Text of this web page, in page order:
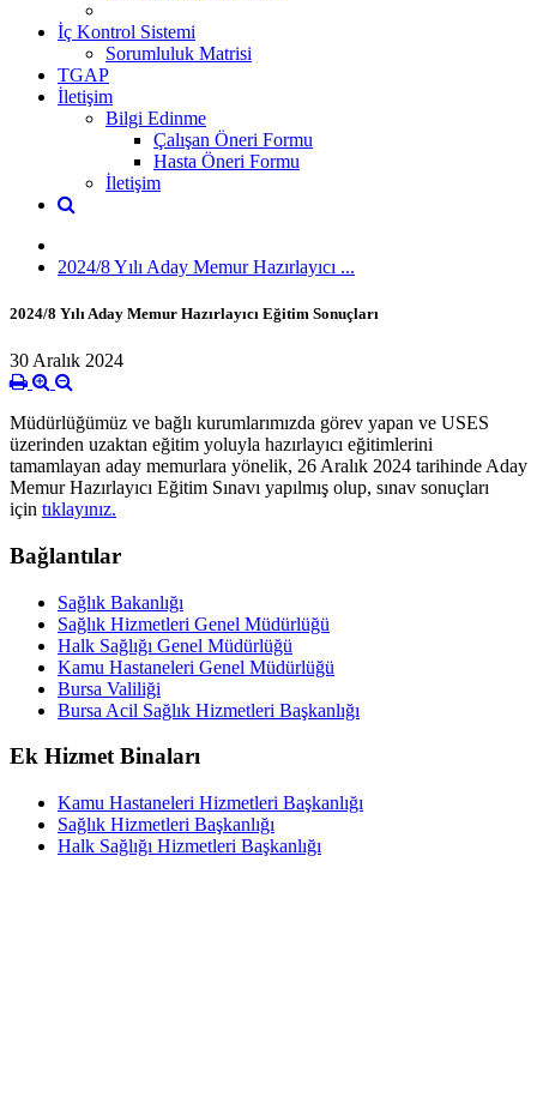
İç Kontrol Sistemi
Sorumluluk Matrisi
TGAP
İletişim
Bilgi Edinme
Çalışan Öneri Formu
Hasta Öneri Formu
İletişim
2024/8 Yılı Aday Memur Hazırlayıcı ...
2024/8 Yılı Aday Memur Hazırlayıcı Eğitim Sonuçları
30 Aralık 2024
Müdürlüğümüz ve bağlı kurumlarımızda görev yapan ve USES
üzerinden uzaktan eğitim yoluyla hazırlayıcı eğitimlerini
tamamlayan aday memurlara yönelik, 26 Aralık 2024 tarihinde Aday
Memur Hazırlayıcı Eğitim Sınavı yapılmış olup, sınav sonuçları
için tıklayınız.
Bağlantılar
Sağlık Bakanlığı
Sağlık Hizmetleri Genel Müdürlüğü
Halk Sağlığı Genel Müdürlüğü
Kamu Hastaneleri Genel Müdürlüğü
Bursa Valiliği
Bursa Acil Sağlık Hizmetleri Başkanlığı
Ek Hizmet Binaları
Kamu Hastaneleri Hizmetleri Başkanlığı
Sağlık Hizmetleri Başkanlığı
Halk Sağlığı Hizmetleri Başkanlığı